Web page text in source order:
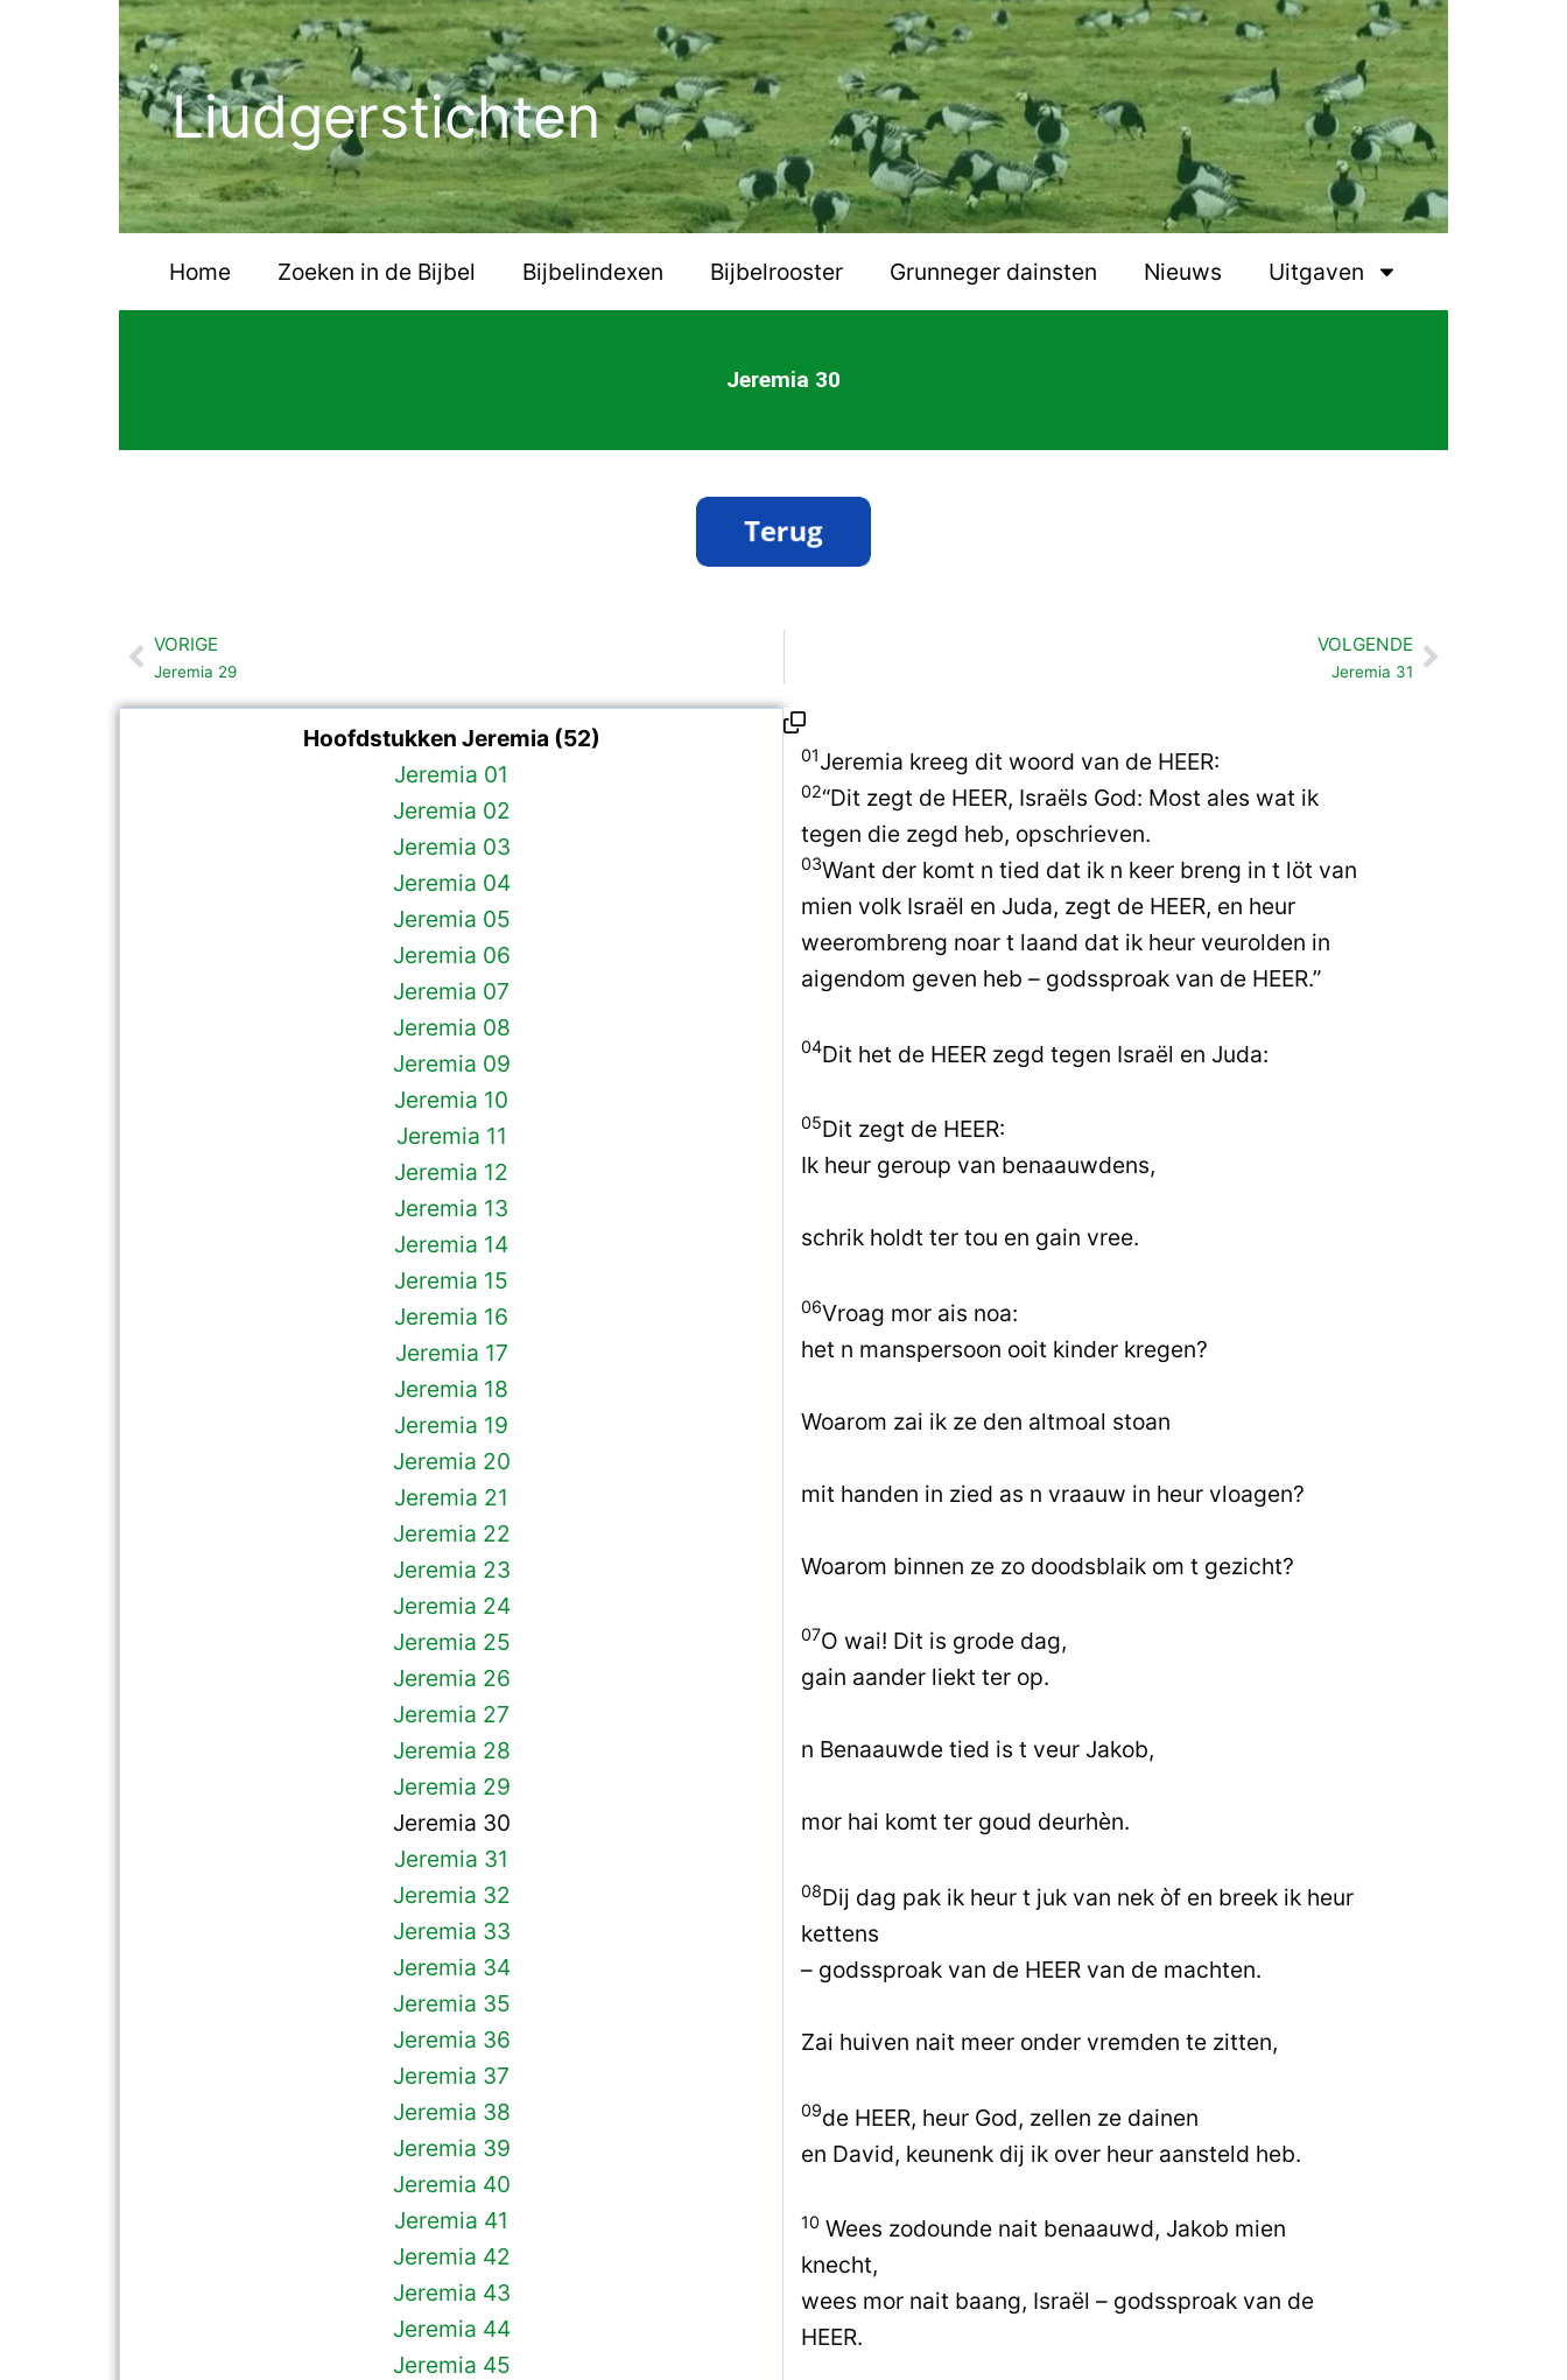
Liudgerstichten
Home Zoeken in de Bijbel Bijbelindexen Bijbelrooster Grunneger dainsten Nieuws Uitgaven
Jeremia 30
Vorige
VORIGE
Jeremia 29
VOLGENDE
Jeremia 31Volgende
Hoofdstukken Jeremia (52)
Jeremia 01
Jeremia 02
Jeremia 03
Jeremia 04
Jeremia 05
Jeremia 06
Jeremia 07
Jeremia 08
Jeremia 09
Jeremia 10
Jeremia 11
Jeremia 12
Jeremia 13
Jeremia 14
Jeremia 15
Jeremia 16
Jeremia 17
Jeremia 18
Jeremia 19
Jeremia 20
Jeremia 21
Jeremia 22
Jeremia 23
Jeremia 24
Jeremia 25
Jeremia 26
Jeremia 27
Jeremia 28
Jeremia 29
Jeremia 30
Jeremia 31
Jeremia 32
Jeremia 33
Jeremia 34
Jeremia 35
Jeremia 36
Jeremia 37
Jeremia 38
Jeremia 39
Jeremia 40
Jeremia 41
Jeremia 42
Jeremia 43
Jeremia 44
Jeremia 45
01Jeremia kreeg dit woord van de HEER:
02“Dit zegt de HEER, Israëls God: Most ales wat ik
tegen die zegd heb, opschrieven.
03Want der komt n tied dat ik n keer breng in t löt van
mien volk Israël en Juda, zegt de HEER, en heur
weerombreng noar t laand dat ik heur veurolden in
aigendom geven heb – godssproak van de HEER.”
04Dit het de HEER zegd tegen Israël en Juda:
05Dit zegt de HEER:
Ik heur geroup van benaauwdens,
schrik holdt ter tou en gain vree.
06Vroag mor ais noa:
het n manspersoon ooit kinder kregen?
Woarom zai ik ze den altmoal stoan
mit handen in zied as n vraauw in heur vloagen?
Woarom binnen ze zo doodsblaik om t gezicht?
07O wai! Dit is grode dag,
gain aander liekt ter op.
n Benaauwde tied is t veur Jakob,
mor hai komt ter goud deurhèn.
08Dij dag pak ik heur t juk van nek òf en breek ik heur
kettens
– godssproak van de HEER van de machten.
Zai huiven nait meer onder vremden te zitten,
09de HEER, heur God, zellen ze dainen
en David, keunenk dij ik over heur aansteld heb.
10 Wees zodounde nait benaauwd, Jakob mien
knecht,
wees mor nait baang, Israël – godssproak van de
HEER.